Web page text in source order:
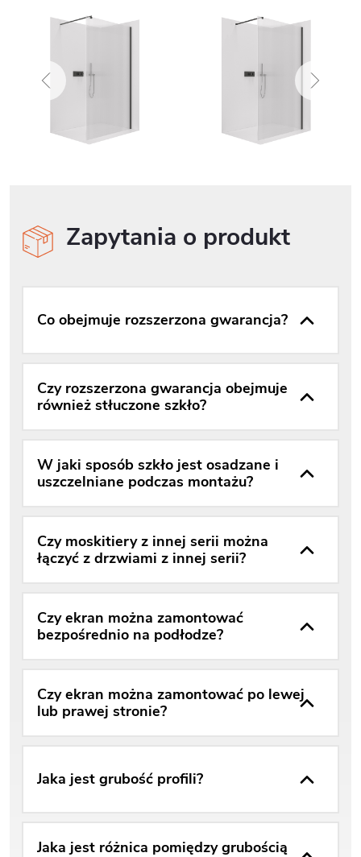
Zapytania o produkt
Co obejmuje rozszerzona gwarancja?
Czy rozszerzona gwarancja obejmuje
również stłuczone szkło?
W jaki sposób szkło jest osadzane i
uszczelniane podczas montażu?
Czy moskitiery z innej serii można
łączyć z drzwiami z innej serii?
Czy ekran można zamontować
bezpośrednio na podłodze?
Czy ekran można zamontować po lewej
lub prawej stronie?
Jaka jest grubość profili?
Jaka jest różnica pomiędzy grubością